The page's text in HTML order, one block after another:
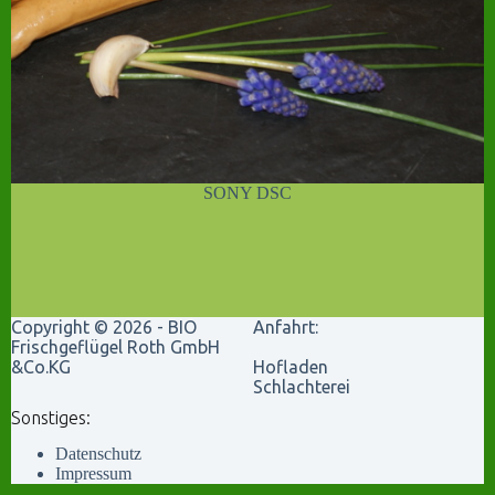
SONY DSC
Copyright © 2026 - BIO
Frischgeflügel Roth GmbH
&Co.KG
Anfahrt:
Hofladen
Schlachterei
Sonstiges:
Datenschutz
Impressum